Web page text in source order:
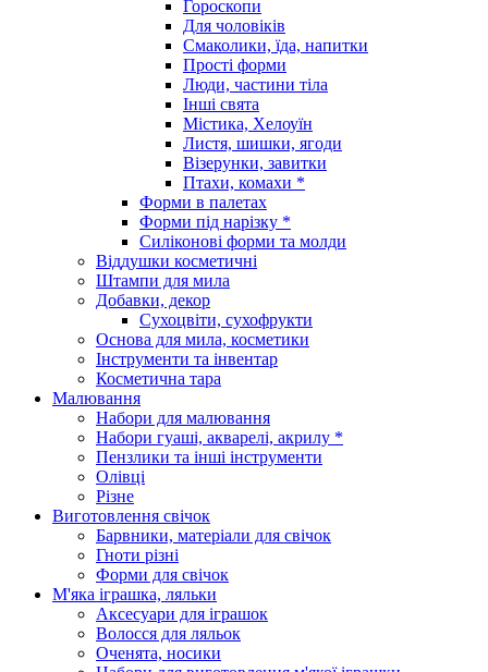
Гороскопи
Для чоловіків
Смаколики, їда, напитки
Прості форми
Люди, частини тіла
Інші свята
Містика, Хелоуїн
Листя, шишки, ягоди
Візерунки, завитки
Птахи, комахи *
Форми в палетах
Форми під нарізку *
Силіконові форми та молди
Віддушки косметичні
Штампи для мила
Добавки, декор
Сухоцвіти, сухофрукти
Основа для мила, косметики
Інструменти та інвентар
Косметична тара
Малювання
Набори для малювання
Набори гуаші, акварелі, акрилу *
Пензлики та інші інструменти
Олівці
Різне
Виготовлення свічок
Барвники, матеріали для свічок
Гноти різні
Форми для свічок
М'яка іграшка, ляльки
Аксесуари для іграшок
Волосся для ляльок
Оченята, носики